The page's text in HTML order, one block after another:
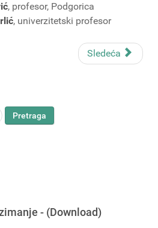
, profesor, Podgorica
, univerzitetski profesor
Sledeća
Pretraga
- (Download)